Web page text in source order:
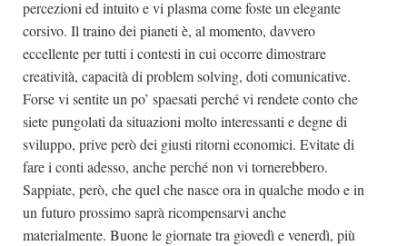
percezioni ed intuito e vi plasma come foste un elegante
corsivo. Il traino dei pianeti è, al momento, davvero
eccellente per tutti i contesti in cui occorre dimostrare
creatività, capacità di problem solving, doti comunicative.
Forse vi sentite un po’ spaesati perché vi rendete conto che
siete pungolati da situazioni molto interessanti e degne di
sviluppo, prive però dei giusti ritorni economici. Evitate di
fare i conti adesso, anche perché non vi tornerebbero.
Sappiate, però, che quel che nasce ora in qualche modo e in
un futuro prossimo saprà ricompensarvi anche
materialmente. Buone le giornate tra giovedì e venerdì, più